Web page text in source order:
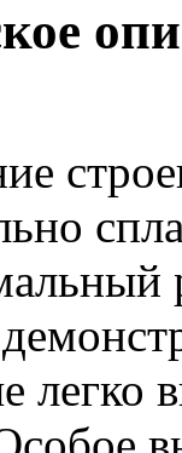
легко